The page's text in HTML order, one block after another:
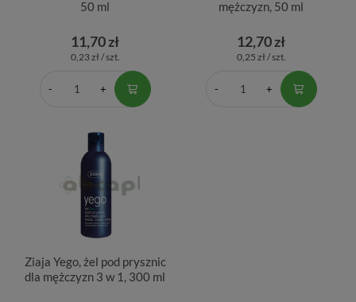
50 ml
11,70 zł
0,23 zł / szt.
mężczyzn, 50 ml
12,70 zł
0,25 zł / szt.
Ziaja Yego, żel pod prysznic
dla mężczyzn 3 w 1, 300 ml